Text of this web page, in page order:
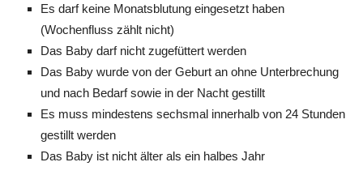
Es darf keine Monatsblutung eingesetzt haben
(Wochenfluss zählt nicht)
Das Baby darf nicht zugefüttert werden
Das Baby wurde von der Geburt an ohne Unterbrechung
und nach Bedarf sowie in der Nacht gestillt
Es muss mindestens sechsmal innerhalb von 24 Stunden
gestillt werden
Das Baby ist nicht älter als ein halbes Jahr